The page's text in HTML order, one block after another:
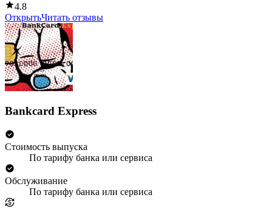
4.8
ОткрытьЧитать отзывы
Bankcard Express
Стоимость выпуска
По тарифу банка или сервиса
Обслуживание
По тарифу банка или сервиса